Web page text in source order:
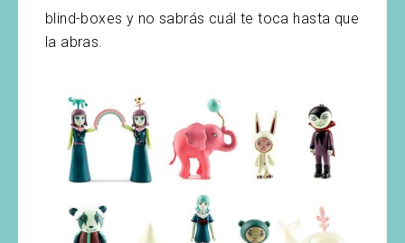
blind-boxes y no sabrás cuál te toca hasta que
la abras.